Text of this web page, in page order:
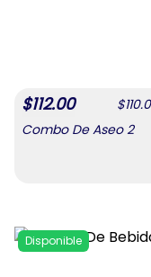
$112.00 $
Combo De Aseo 2
Disponible